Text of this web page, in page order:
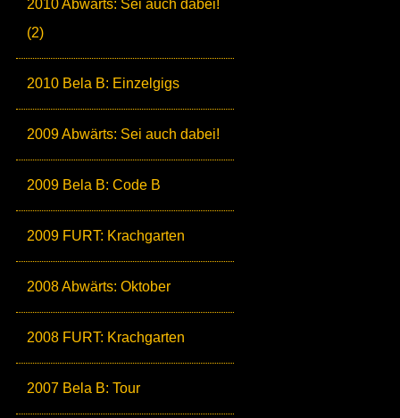
2010 Abwärts: Sei auch dabei!
(2)
2010 Bela B: Einzelgigs
2009 Abwärts: Sei auch dabei!
2009 Bela B: Code B
2009 FURT: Krachgarten
2008 Abwärts: Oktober
2008 FURT: Krachgarten
2007 Bela B: Tour